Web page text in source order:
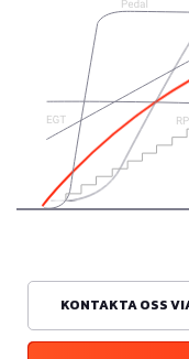
KONTAKTA OSS